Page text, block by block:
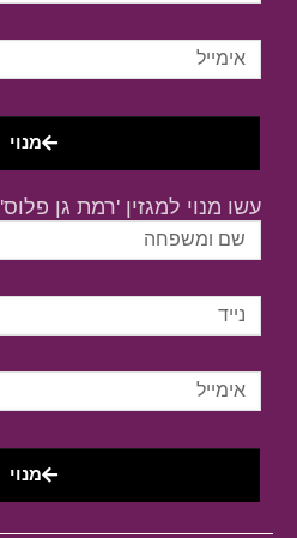
מנוי
עשו מנוי למגזין 'רמת גן פלוס'
מנוי